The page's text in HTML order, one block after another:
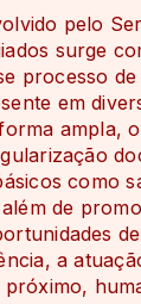
pelo
surge
processo
em
ampla,
como
de
a